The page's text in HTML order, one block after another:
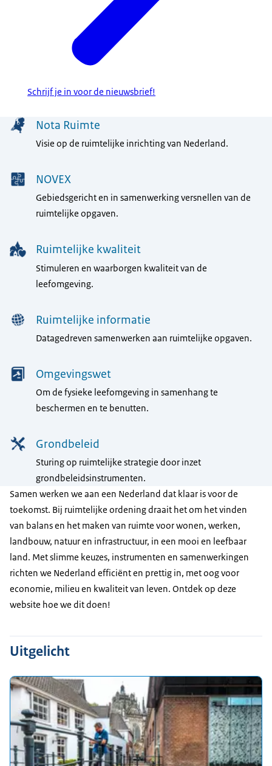
Schrijf je in voor de nieuwsbrief!
Menu Nota Ruimte
Visie op de ruimtelijke inrichting van Nederland.
NOVEX
Gebiedsgericht en in samenwerking versnellen van de
ruimtelijke opgaven.
Ruimtelijke kwaliteit
Stimuleren en waarborgen kwaliteit van de
leefomgeving.
Ruimtelijke informatie
Datagedreven samenwerken aan ruimtelijke opgaven.
Omgevingswet
Om de fysieke leefomgeving in samenhang te
beschermen en te benutten.
Grondbeleid
Sturing op ruimtelijke strategie door inzet
grondbeleidsinstrumenten.
Samen werken we aan een Nederland dat klaar is voor de
toekomst. Bij ruimtelijke ordening draait het om het vinden
van balans en het maken van ruimte voor wonen, werken,
landbouw, natuur en infrastructuur, in een mooi en leefbaar
land. Met slimme keuzes, instrumenten en samenwerkingen
richten we Nederland efficiënt en prettig in, met oog voor
economie, milieu en kwaliteit van leven. Ontdek op deze
website hoe we dit doen!
Uitgelicht